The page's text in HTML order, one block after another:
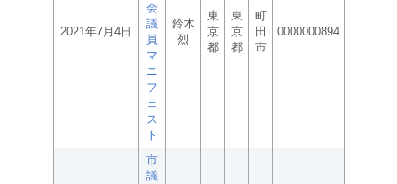
2021年7月4日
会
議
員
マ
ニ
フ
ェ
ス
ト
鈴木
烈
東
京
都
東
京
都
町
田
市
0000000894
市
議